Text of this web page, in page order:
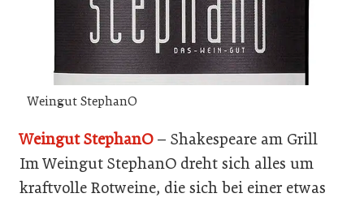
Weingut StephanO
Weingut StephanO– Shakespeare am Grill
Im Weingut StephanO dreht sich alles um
kraftvolle Rotweine, die sich bei einer etwas